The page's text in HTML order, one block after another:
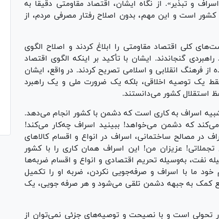
و تبذیر». از نگاه ایشان، اقتصاد مقاومتی دقیقاً به
است و این مهم، بدون اصلاح رفتار مصرفی مردم، از
در ۳۰ اردیبهشت ۱۳۹۳ سیاست‌های کلی اقتصاد مقاومتی را ابلاغ کردند و اصلاح الگوی
گنجاندند. ایشان با تأکید بر اینکه الگوی اقتصاد
از فرهنگ انقلابی و اسلامی تصریح کردند. در واقع، ایشان
یک توصیه اخلاقی، بلکه یک ضرورت ملی و یک راهبرد
استقلال کشور می‌دانستند.
تشبیه اسراف به کاری است که دشمن با کشور انجام می‌دهد.
که دشمن می‌خواهد! ببینید اسراف چه‌کار می‌کند!
در مصالح ساختمانی، اسراف در انواع و اقسام کالاهای
عزیزان من! این اسراف همان کاری را با کشور
به‌وسیله تحریم اقتصادی و انواع و اقسام ضربه‌ها
ما با اسراف و صرفه‌جویی نکردن، ضربه او را تکمیل
کمک به جبهه دشمن تلقی می‌شود و هر صرفه جویی، یک
تحولی است و با نصیحت و توصیه‌های جزئی نمی‌توان از